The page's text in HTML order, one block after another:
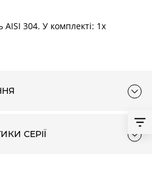
304. У комплекті: 1x
СЕРІЇ